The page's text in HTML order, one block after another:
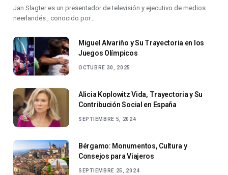
Jan Slagter es un presentador de televisión y ejecutivo de medios
neerlandés , conocido por…
Miguel Alvariño y Su Trayectoria en los
Juegos Olímpicos
OCTUBRE 30, 2025
Alicia Koplowitz Vida, Trayectoria y Su
Contribución Social en España
SEPTIEMBRE 5, 2024
Bérgamo: Monumentos, Cultura y
Consejos para Viajeros
SEPTIEMBRE 25, 2024